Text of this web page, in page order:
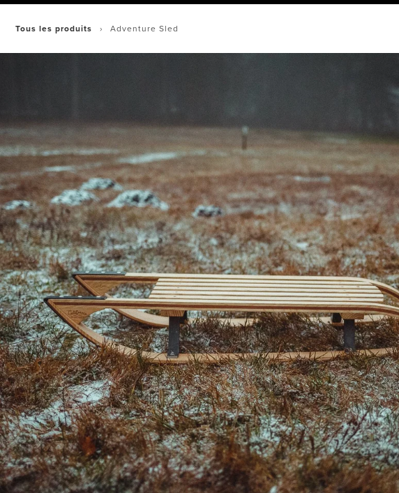
Tous les produits Adventure Sled